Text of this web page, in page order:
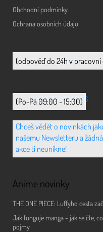
Obchodní podmínky
Ochrana osobních údajů
info@animerch.cz
(odpověď do 24h v pracovní
+420 702 851 036
(Po-Pá 09:00 - 15:00)
Chceš vědět o novinkách
našemu Newsletteru a
akce ti neunikne!
Anime novinky
THE ONE PIECE: Luffyho cesta
Jak funguje manga - jak se čte,
pojmy